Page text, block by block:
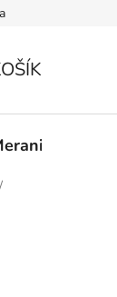
osobných údajov
-
/